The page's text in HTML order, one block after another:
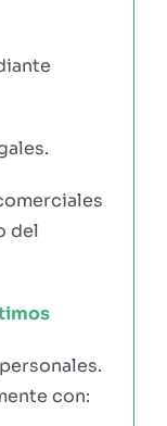
del
con: